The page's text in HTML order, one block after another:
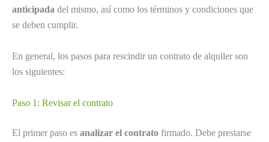
anticipada del mismo, así como los términos y condiciones que
se deben cumplir.
En general, los pasos para rescindir un contrato de alquiler son
los siguientes:
Paso 1: Revisar el contrato
El primer paso es analizar el contrato firmado. Debe prestarse